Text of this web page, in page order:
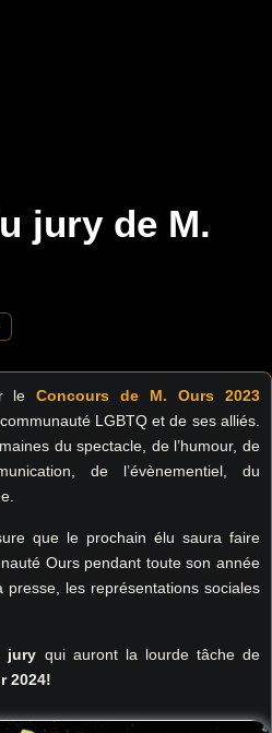
jury de M.
leConcours de M. Ours 2023
LGBTQ et de ses alliés.
du spectacle, de l’humour, de
de l’évènementiel, du
que le prochain élu saura faire
Ours pendant toute son année
les représentations sociales
jury qui auront la lourde tâche de
2024!